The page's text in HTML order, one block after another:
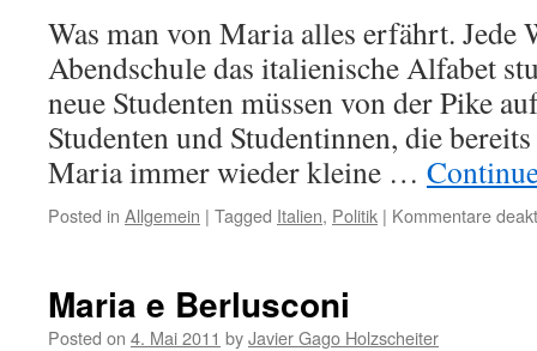
Was man von Maria alles erfährt. Jede
Abendschule das italienische Alfabet
neue Studenten müssen von der Pike
Studenten und Studentinnen, die
Maria immer wieder kleine …
Posted in Allgemein | Tagged Italien, Politik | Kommentare
Maria e Berlusconi
Posted on 4. Mai 2011 byJavier Gago Holzscheiter